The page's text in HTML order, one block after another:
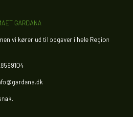
GARDANA
vi kører ud til opgaver i hele Region